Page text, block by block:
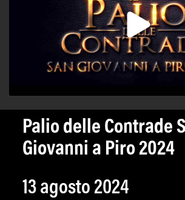
Palio delle Contrade
Giovanni a Piro 2024
13 agosto 2024